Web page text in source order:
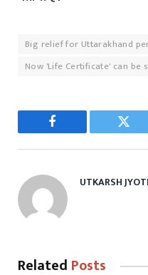
Big relief for Uttarakhand
Now 'Life Certificate' can
Facebook
UTKARSH JYOTI
Related Posts